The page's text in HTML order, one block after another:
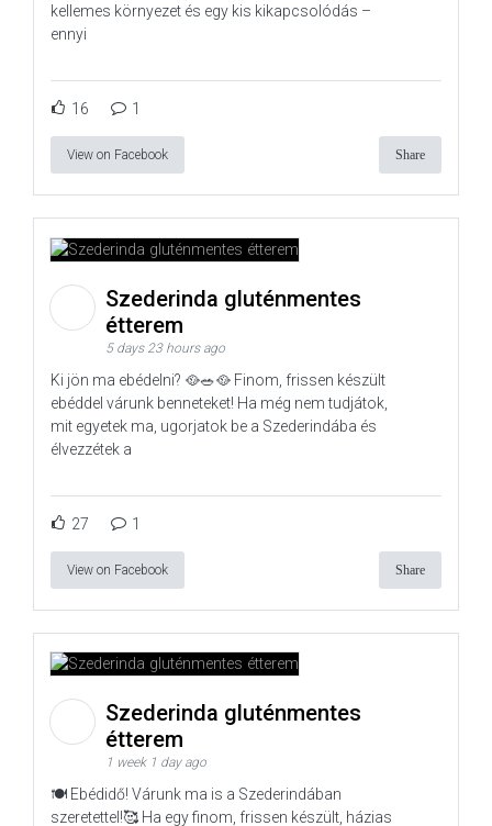
kellemes környezet és egy kis kikapcsolódás –
ennyi
16 1
View on Facebook Share
Szederinda gluténmentes
étterem
5 days 23 hours ago
Ki jön ma ebédelni? 🥘🥗🥘 Finom, frissen készült
ebéddel várunk benneteket! Ha még nem tudjátok,
mit egyetek ma, ugorjatok be a Szederindába és
élvezzétek a
27 1
View on Facebook Share
Szederinda gluténmentes
étterem
1 week 1 day ago
🍽️ Ebédidő! Várunk ma is a Szederindában
szeretettel!🥰 Ha egy finom, frissen készült, házias